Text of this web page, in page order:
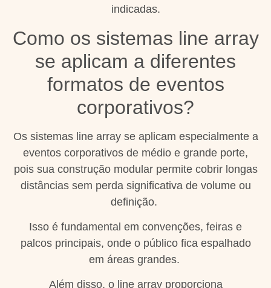
indicadas.
Como os sistemas line array
se aplicam a diferentes
formatos de eventos
corporativos?
Os sistemas line array se aplicam especialmente a
eventos corporativos de médio e grande porte,
pois sua construção modular permite cobrir longas
distâncias sem perda significativa de volume ou
definição.
Isso é fundamental em convenções, feiras e
palcos principais, onde o público fica espalhado
em áreas grandes.
Além disso, o line array proporciona